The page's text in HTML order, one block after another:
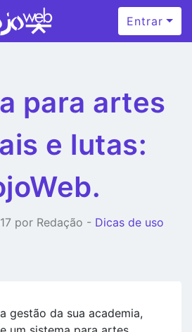
Entrar
para artes
e lutas:
por Redação - Dicas de uso
gestão da sua academia,